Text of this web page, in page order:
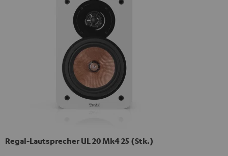
Regal-Lautsprecher UL 20 Mk4 25 (Stk.)